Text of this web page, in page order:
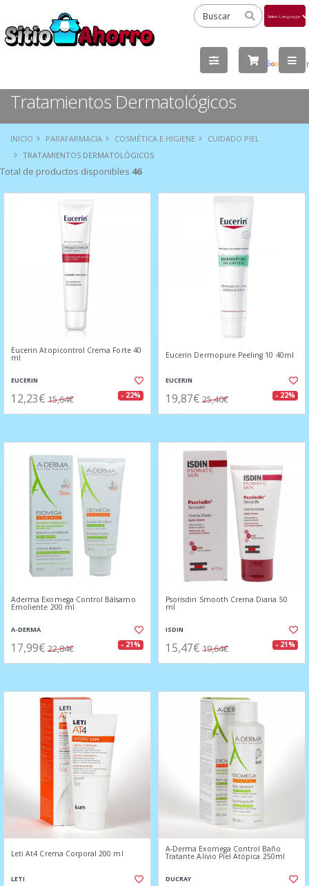
by
Tratamientos Dermatológicos
INICIO PARAFARMACIA COSMÉTICA E HIGIENE
CUIDADO PIEL
TRATAMIENTOS DERMATOLÓGICOS
Total de productos disponibles 46
Eucerin Atopicontrol Crema Forte 40
ml
EUCERIN
12,23€ 15,64€ - 22%
Eucerin Dermopure Peeling 10 40ml
EUCERIN
19,87€ 25,40€ - 22%
Aderma Exomega Control Bálsamo
Emoliente 200 ml
A-DERMA
17,99€ 22,84€ - 21%
Psorisdin Smooth Crema Diaria 50
ml
ISDIN
15,47€ 19,64€ - 21%
Leti At4 Crema Corporal 200 ml
LETI
A-Derma Exomega Control Baño
Tratante Alivio Piel Atópica 250ml
DUCRAY